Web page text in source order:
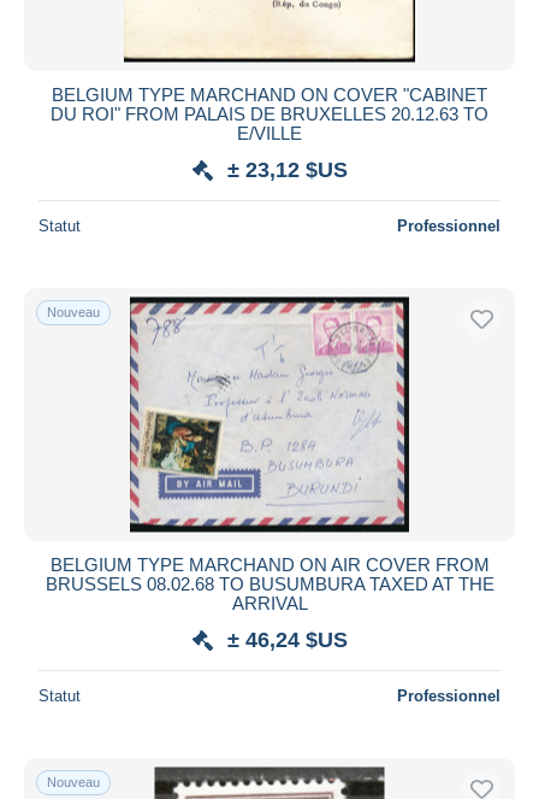
BELGIUM TYPE MARCHAND ON COVER "CABINET
DU ROI" FROM PALAIS DE BRUXELLES 20.12.63 TO
E/VILLE
± 23,12 $US
Statut Professionnel
Nouveau
BELGIUM TYPE MARCHAND ON AIR COVER FROM
BRUSSELS 08.02.68 TO BUSUMBURA TAXED AT THE
ARRIVAL
± 46,24 $US
Statut Professionnel
Nouveau